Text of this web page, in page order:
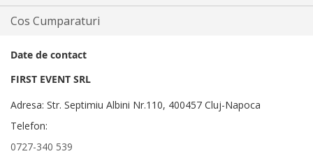
Cos Cumparaturi
Date de contact
FIRST EVENT SRL
Adresa: Str. Septimiu Albini Nr.110, 400457 Cluj-Napoca
Telefon:
0727-340 539